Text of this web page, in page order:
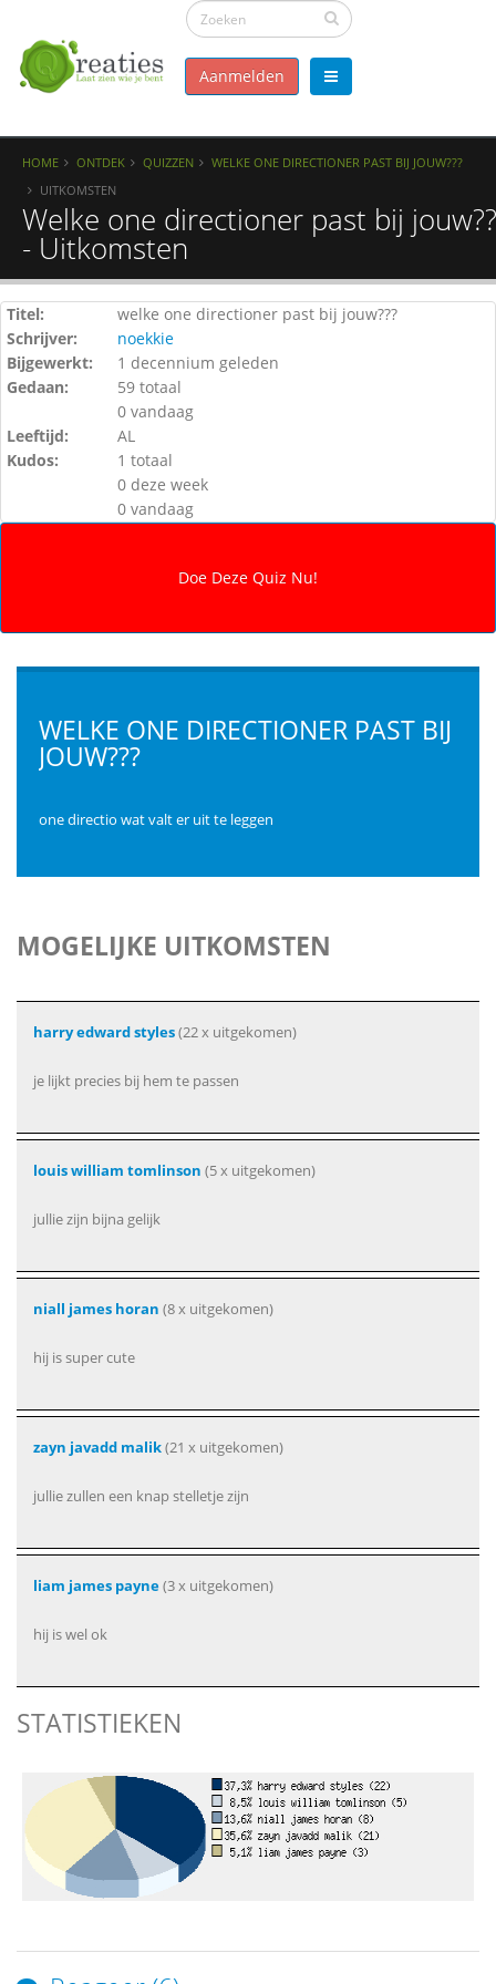
Aanmelden
HOME ONTDEK QUIZZEN
WELKE ONE DIRECTIONER PAST BIJ JOUW???
UITKOMSTEN
Welke one directioner past bij
- Uitkomsten
Titel:
welke one directioner past bij jouw???
Schrijver:
noekkie
Bijgewerkt:
1 decennium geleden
Gedaan:
59 totaal
0 vandaag
Leeftijd:
AL
Kudos:
1 totaal
0 deze week
0 vandaag
WELKE ONE DIRECTIONER PAST BIJ
JOUW???
one directio wat valt er uit te leggen
MOGELIJKE UITKOMSTEN
harry edward styles(22 x uitgekomen)
je lijkt precies bij hem te passen
louis william tomlinson (5 x uitgekomen)
jullie zijn bijna gelijk
niall james horan (8 x uitgekomen)
hij is super cute
zayn javadd malik(21 x uitgekomen)
jullie zullen een knap stelletje zijn
liam james payne(3 x uitgekomen)
hij is wel ok
STATISTIEKEN